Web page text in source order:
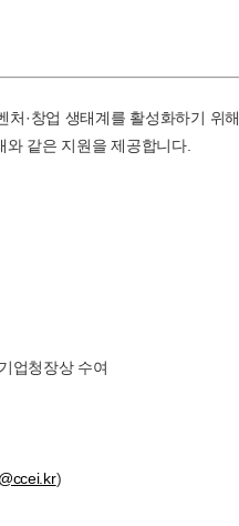
·창업 생태계를 활성화하기 위
같은 지원을 제공합니다.
업청장상 수여
)